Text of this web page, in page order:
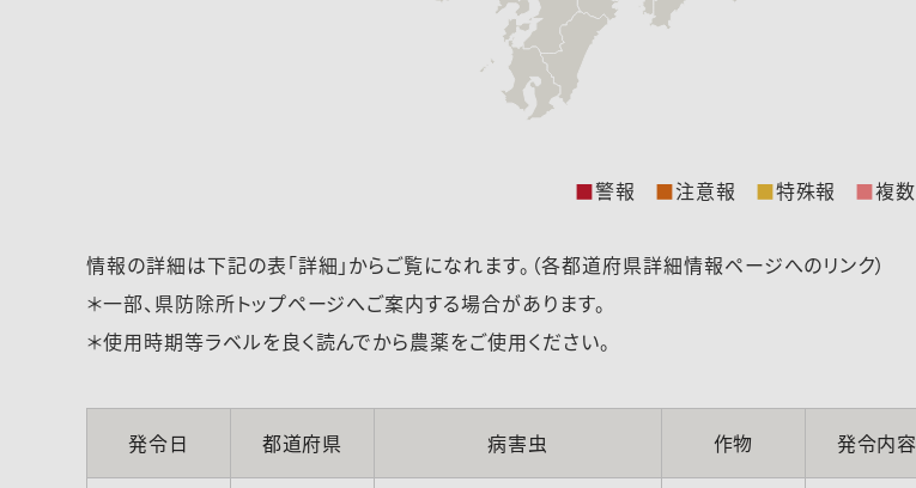
■警報 ■注意報 ■特殊報 ■複数
情報の詳細は下記の表「詳細」からご覧になれます。（各都道府県詳細情報ページへのリンク）
＊一部、県防除所トップページへご案内する場合があります。
＊使用時期等ラベルを良く読んでから農薬をご使用ください。
発令日 都道府県 病害虫 作物 発令内容